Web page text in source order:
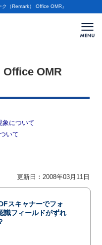
（Remark） Office OMR』
OMR»FAQ»Ver.5.5»現象につ
いて
Office OMR
象について
いて
更新日：2008年03月11日
スキャナーでフォ
識フィールドがずれ